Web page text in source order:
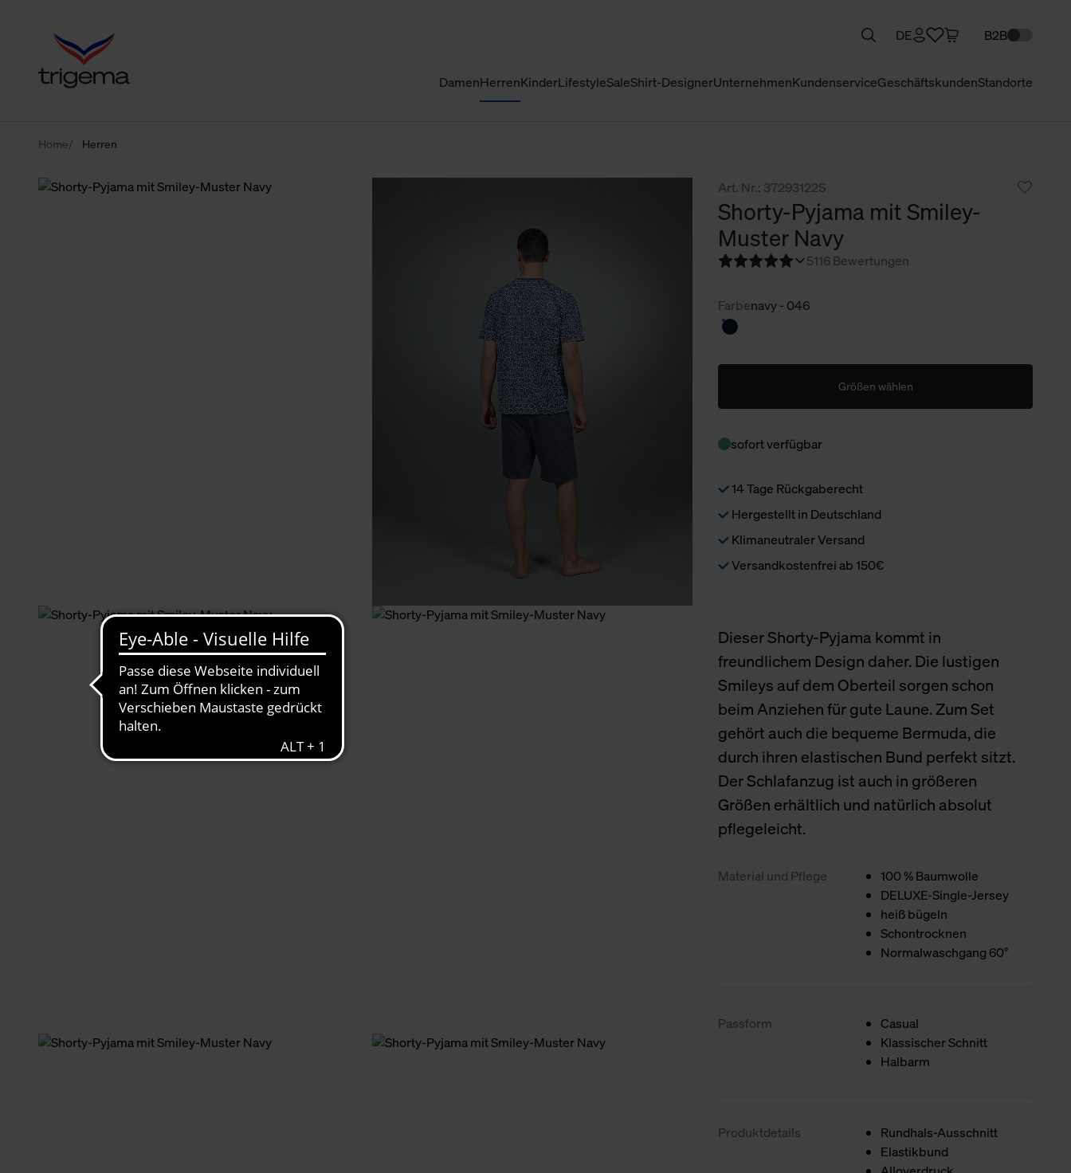
DamenHerrenKinderLifestyleSaleShirt-DesignerUnternehmenKundenserviceGeschäftskundenStandorte
DE B2B
Home Herren
Art. Nr.: 37293122S
Shorty-Pyjama mit Smiley-
Muster Navy
5116 Bewertungen
Farbenavy - 046
Größen wählen
sofort verfügbar
14 Tage Rückgaberecht
Hergestellt in Deutschland
Klimaneutraler Versand
Versandkostenfrei ab 150€
Dieser Shorty-Pyjama kommt in
freundlichem Design daher. Die lustigen
Smileys auf dem Oberteil sorgen schon
beim Anziehen für gute Laune. Zum Set
gehört auch die bequeme Bermuda, die
durch ihren elastischen Bund perfekt sitzt.
Der Schlafanzug ist auch in größeren
Größen erhältlich und natürlich absolut
pflegeleicht.
Material und Pflege
100 % Baumwolle
DELUXE-Single-Jersey
heiß bügeln
Schontrocknen
Normalwaschgang 60°
Passform
Casual
Klassischer Schnitt
Halbarm
Produktdetails
Rundhals-Ausschnitt
Elastikbund